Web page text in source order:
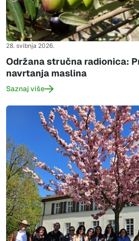
28. svibnja 2026.
Održana stručna radionica:
navrtanja maslina
Saznaj više